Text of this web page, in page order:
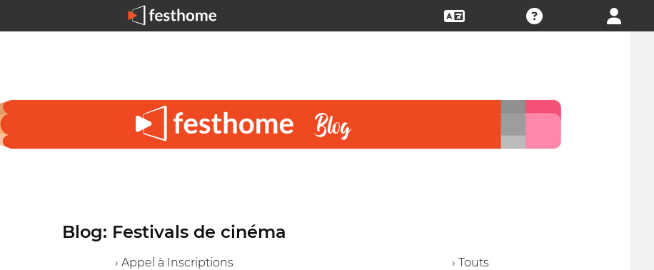
Blog: Festivals de cinéma
› Appel à Inscriptions › Touts